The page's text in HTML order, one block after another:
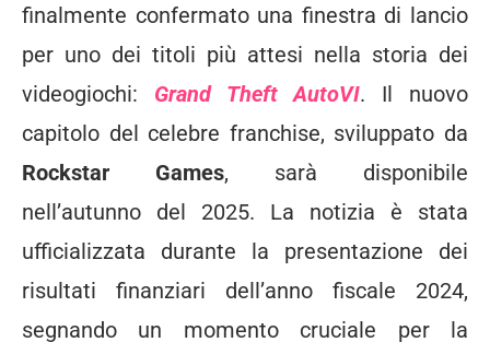
finalmente confermato una finestra di lancio
per uno dei titoli più attesi nella storia dei
videogiochi: Grand Theft AutoVI. Il nuovo
capitolo del celebre franchise, sviluppato da
Rockstar Games, sarà disponibile
nell’autunno del 2025. La notizia è stata
ufficializzata durante la presentazione dei
risultati finanziari dell’anno fiscale 2024,
segnando un momento cruciale per la